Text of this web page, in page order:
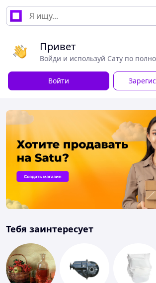
Привет
Войди и используй Сату по
Войти
Тебя заинтересует